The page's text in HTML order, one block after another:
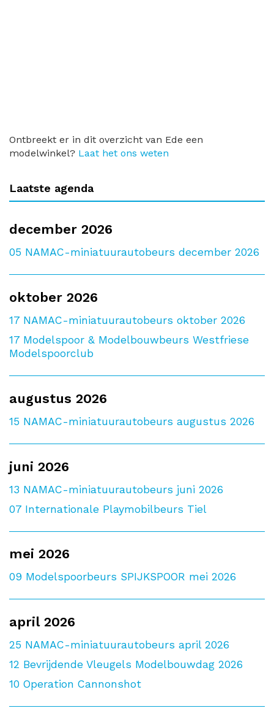
Ontbreekt er in dit overzicht van Ede een
modelwinkel? Laat het ons weten
Laatste agenda
december 2026
05 NAMAC-miniatuurautobeurs december 2026
oktober 2026
17 NAMAC-miniatuurautobeurs oktober 2026
17 Modelspoor & Modelbouwbeurs Westfriese
Modelspoorclub
augustus 2026
15 NAMAC-miniatuurautobeurs augustus 2026
juni 2026
13 NAMAC-miniatuurautobeurs juni 2026
07 Internationale Playmobilbeurs Tiel
mei 2026
09 Modelspoorbeurs SPIJKSPOOR mei 2026
april 2026
25 NAMAC-miniatuurautobeurs april 2026
12 Bevrijdende Vleugels Modelbouwdag 2026
10 Operation Cannonshot